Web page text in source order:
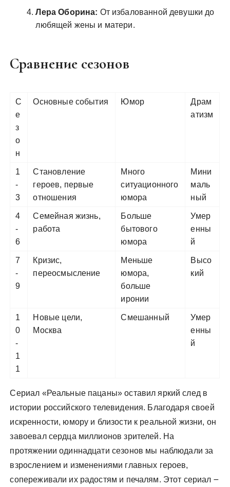
Лера Оборина: От избалованной девушки до
любящей жены и матери.
Сравнение сезонов
С
е
з
о
н
Основные события Юмор
Драм
атизм
1
-
3
Становление
героев, первые
отношения
Много
ситуационного
юмора
Мини
маль
ный
4
-
6
Семейная жизнь,
работа
Больше
бытового
юмора
Умер
енны
й
7
-
9
Кризис,
переосмысление
Меньше
юмора,
больше
иронии
Высо
кий
1
0
-
1
1
Новые цели,
Москва
Смешанный
Умер
енны
й
Сериал «Реальные пацаны» оставил яркий след в
истории российского телевидения. Благодаря своей
искренности, юмору и близости к реальной жизни, он
завоевал сердца миллионов зрителей. На
протяжении одиннадцати сезонов мы наблюдали за
взрослением и изменениями главных героев,
сопереживали их радостям и печалям. Этот сериал ౼